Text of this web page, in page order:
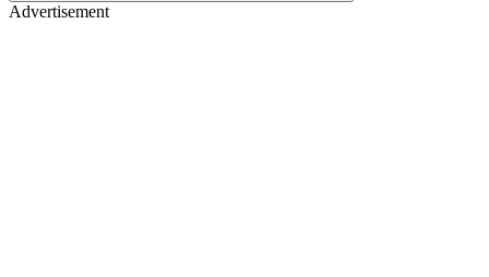
Advertisement